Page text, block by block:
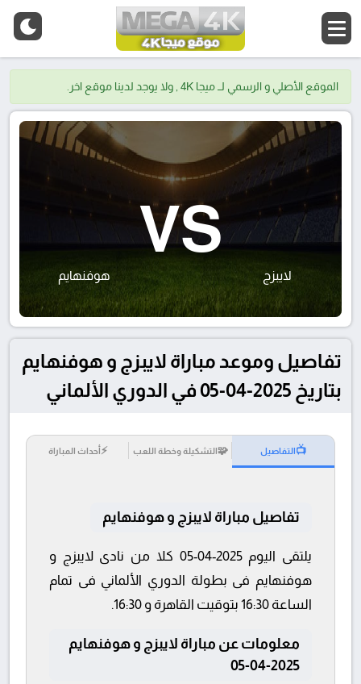
الموقع الأصلي و الرسمي لــ ميجا 4K , ولا يوجد لدينا موقع اخر.
لايبزج
VS
هوفنهايم
تفاصيل وموعد مباراة لايبزج و هوفنهايم
بتاريخ 2025-04-05 في الدوري الألماني
📺التفاصيل 🧩التشكيلة وخطة اللعب ⚡أحداث المباراة
تفاصيل مباراة لايبزج و هوفنهايم
يلتقى اليوم 2025-04-05 كلا من نادى لايبزج و
هوفنهايم فى بطولة الدوري الألماني فى تمام
الساعة 16:30 بتوقيت القاهرة و 16:30.
معلومات عن مباراة لايبزج و هوفنهايم
2025-04-05